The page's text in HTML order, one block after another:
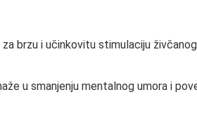
brzu i učinkovitu stimulaciju
u smanjenju mentalnog umora i